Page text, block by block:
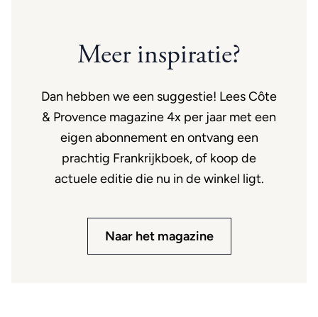
Meer inspiratie?
Dan hebben we een suggestie! Lees Côte
& Provence magazine 4x per jaar met een
eigen abonnement en ontvang een
prachtig Frankrijkboek, of koop de
actuele editie die nu in de winkel ligt.
Naar het magazine